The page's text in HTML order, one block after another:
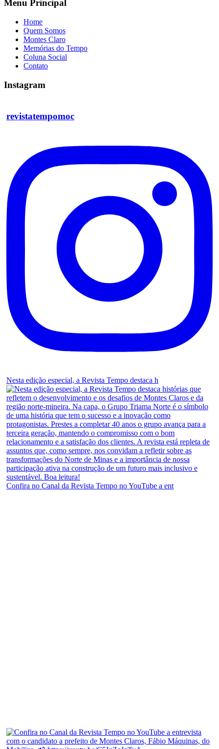
Menu Principal
Home
Quem Somos
Montes Claro
Memórias do Tempo
Coluna Social
Contato
Instagram
revistatempomoc
Nesta edição especial, a Revista Tempo destaca h
Confira no Canal da Revista Tempo no YouTube a ent